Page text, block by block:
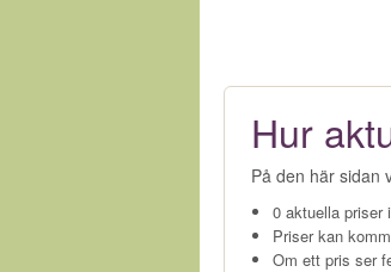
Hur
På den här sidan
0 aktuella priser
Priser kan
Om ett pris ser